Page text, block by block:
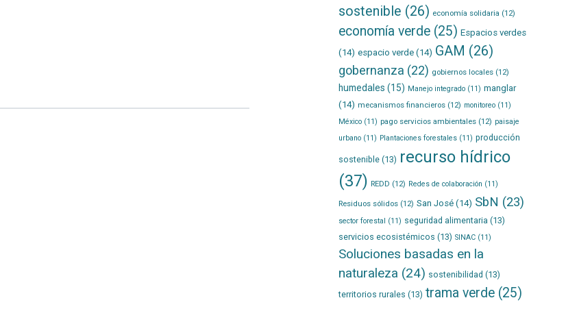
sostenible (26) economía solidaria (12)
economía verde(25) Espacios verdes
(14) espacio verde(14) GAM (26)
gobernanza (22) gobiernos locales(12)
humedales (15) Manejo integrado(11) manglar
(14) mecanismos financieros(12) monitoreo(11)
México(11) pago servicios ambientales(12) paisaje
urbano(11) Plantaciones forestales(11) producción
sostenible(13) recurso hídrico
(37) REDD (12) Redes de colaboración (11)
Residuos sólidos(12) San José(14) SbN (23)
sector forestal (11) seguridad alimentaria (13)
servicios ecosistémicos (13) SINAC(11)
Soluciones basadas en la
naturaleza (24) sostenibilidad (13)
territorios rurales (13) trama verde(25)